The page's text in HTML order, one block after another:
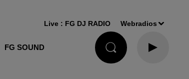
FG SOUND
Live : FG DJ RADIO Webradios